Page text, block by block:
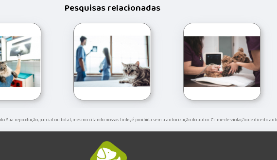
Pesquisas relacionadas
Sua reprodução, parcial ou total, mesmo citando nossos links, é proibida sem a autorização do autor. Crime de violação de direito